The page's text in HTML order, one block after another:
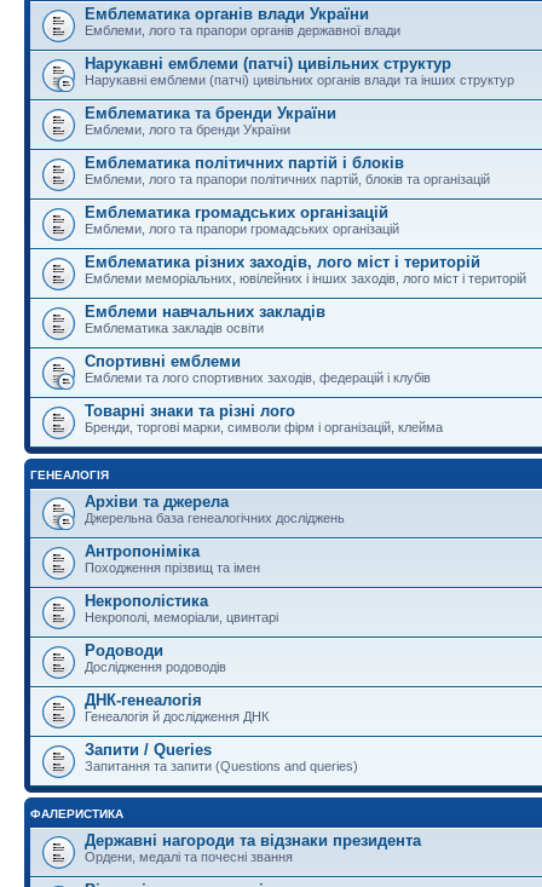
Емблематика органів влади України
Емблеми, лого та прапори органів державної влади
Нарукавні емблеми (патчі) цивільних структур
Нарукавні емблеми (патчі) цивільних органів влади та інших структур
Емблематика та бренди України
Емблеми, лого та бренди України
Емблематика політичних партій і блоків
Емблеми, лого та прапори політичних партій, блоків та організацій
Емблематика громадських організацій
Емблеми, лого та прапори громадських організацій
Емблематика різних заходів, лого міст і територій
Емблеми меморіальних, ювілейних і інших заходів, лого міст і територій
Емблеми навчальних закладів
Емблематика закладів освіти
Спортивні емблеми
Емблеми та лого спортивних заходів, федерацій і клубів
Товарні знаки та різні лого
Бренди, торгові марки, символи фірм і організацій, клейма
ГЕНЕАЛОГІЯ
Архіви та джерела
Джерельна база генеалогічних досліджень
Антропоніміка
Походження прізвищ та імен
Некрополістика
Некрополі, меморіали, цвинтарі
Родоводи
Дослідження родоводів
ДНК-генеалогія
Генеалогія й дослідження ДНК
Запити / Queries
Запитання та запити (Questions and queries)
ФАЛЕРИСТИКА
Державні нагороди та відзнаки президента
Ордени, медалі та почесні звання